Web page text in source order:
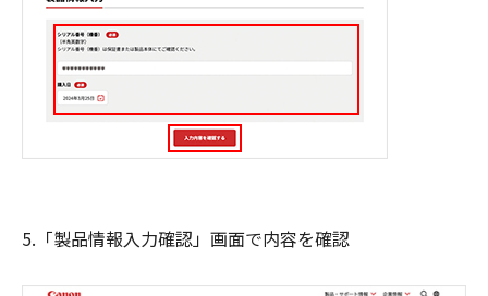
5.「製品情報入力確認」画面で内容を確認